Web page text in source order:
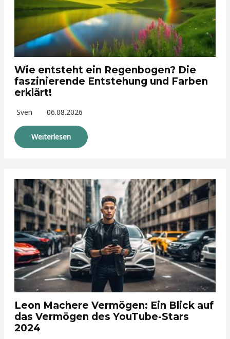
Wie entsteht ein Regenbogen? Die
faszinierende Entstehung und Farben
erklärt!
Sven 06.08.2026
Weiterlesen
Leon Machere Vermögen: Ein Blick auf
das Vermögen des YouTube-Stars
2024